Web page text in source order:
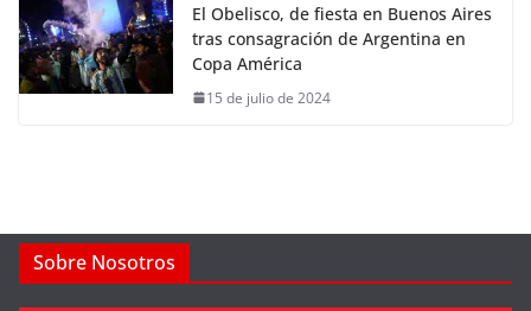
El Obelisco, de fiesta en Buenos Aires
tras consagración de Argentina en
Copa América
15 de julio de 2024
Sobre Nosotros